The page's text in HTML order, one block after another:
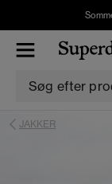
JAKKER